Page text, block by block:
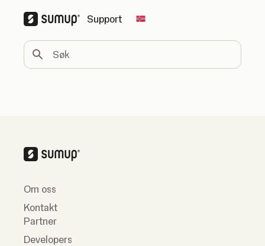
Support Change country
Søk
Om oss
Kontakt
Partner
Developers